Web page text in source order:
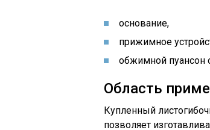
основание,
прижимное
обжимной пуансон
Область
Купленный
позволяет